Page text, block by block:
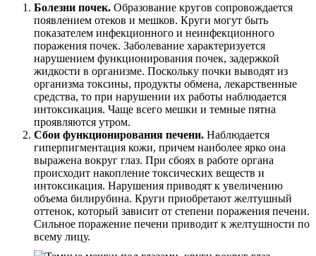
Болезни почек. Образование кругов сопровождается
появлением отеков и мешков. Круги могут быть
показателем инфекционного и неинфекционного
поражения почек. Заболевание характеризуется
нарушением функционирования почек, задержкой
жидкости в организме. Поскольку почки выводят из
организма токсины, продукты обмена, лекарственные
средства, то при нарушении их работы наблюдается
интоксикация. Чаще всего мешки и темные пятна
проявляются утром.
Сбои функционирования печени. Наблюдается
гиперпигментация кожи, причем наиболее ярко она
выражена вокруг глаз. При сбоях в работе органа
происходит накопление токсических веществ и
интоксикация. Нарушения приводят к увеличению
объема билирубина. Круги приобретают желтушный
оттенок, который зависит от степени поражения печени.
Сильное поражение печени приводит к желтушности по
всему лицу.